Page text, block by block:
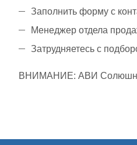
Заполнить форму с
Менеджер отдела
Затрудняетесь с
ВНИМАНИЕ: АВИ Солюшнс